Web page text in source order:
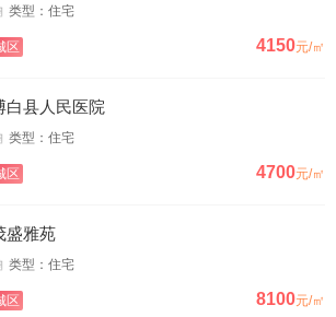
类型：住宅
区 4150元/㎡
白县人民医院
类型：住宅
区 4700元/㎡
盛雅苑
类型：住宅
区 8100元/㎡